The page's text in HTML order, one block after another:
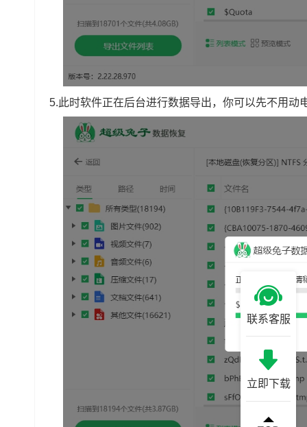
5.此时软件正在后台进行数据导出，你可以先不用动
联系客服
立即下载